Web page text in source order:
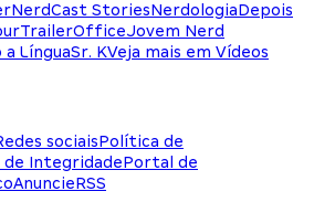
NerdCast StoriesNerdologiaDepois
TrailerOfficeJovem Nerd
a LínguaSr. KVeja mais em Vídeos
sociaisPolítica de
de IntegridadePortal de
AnuncieRSS